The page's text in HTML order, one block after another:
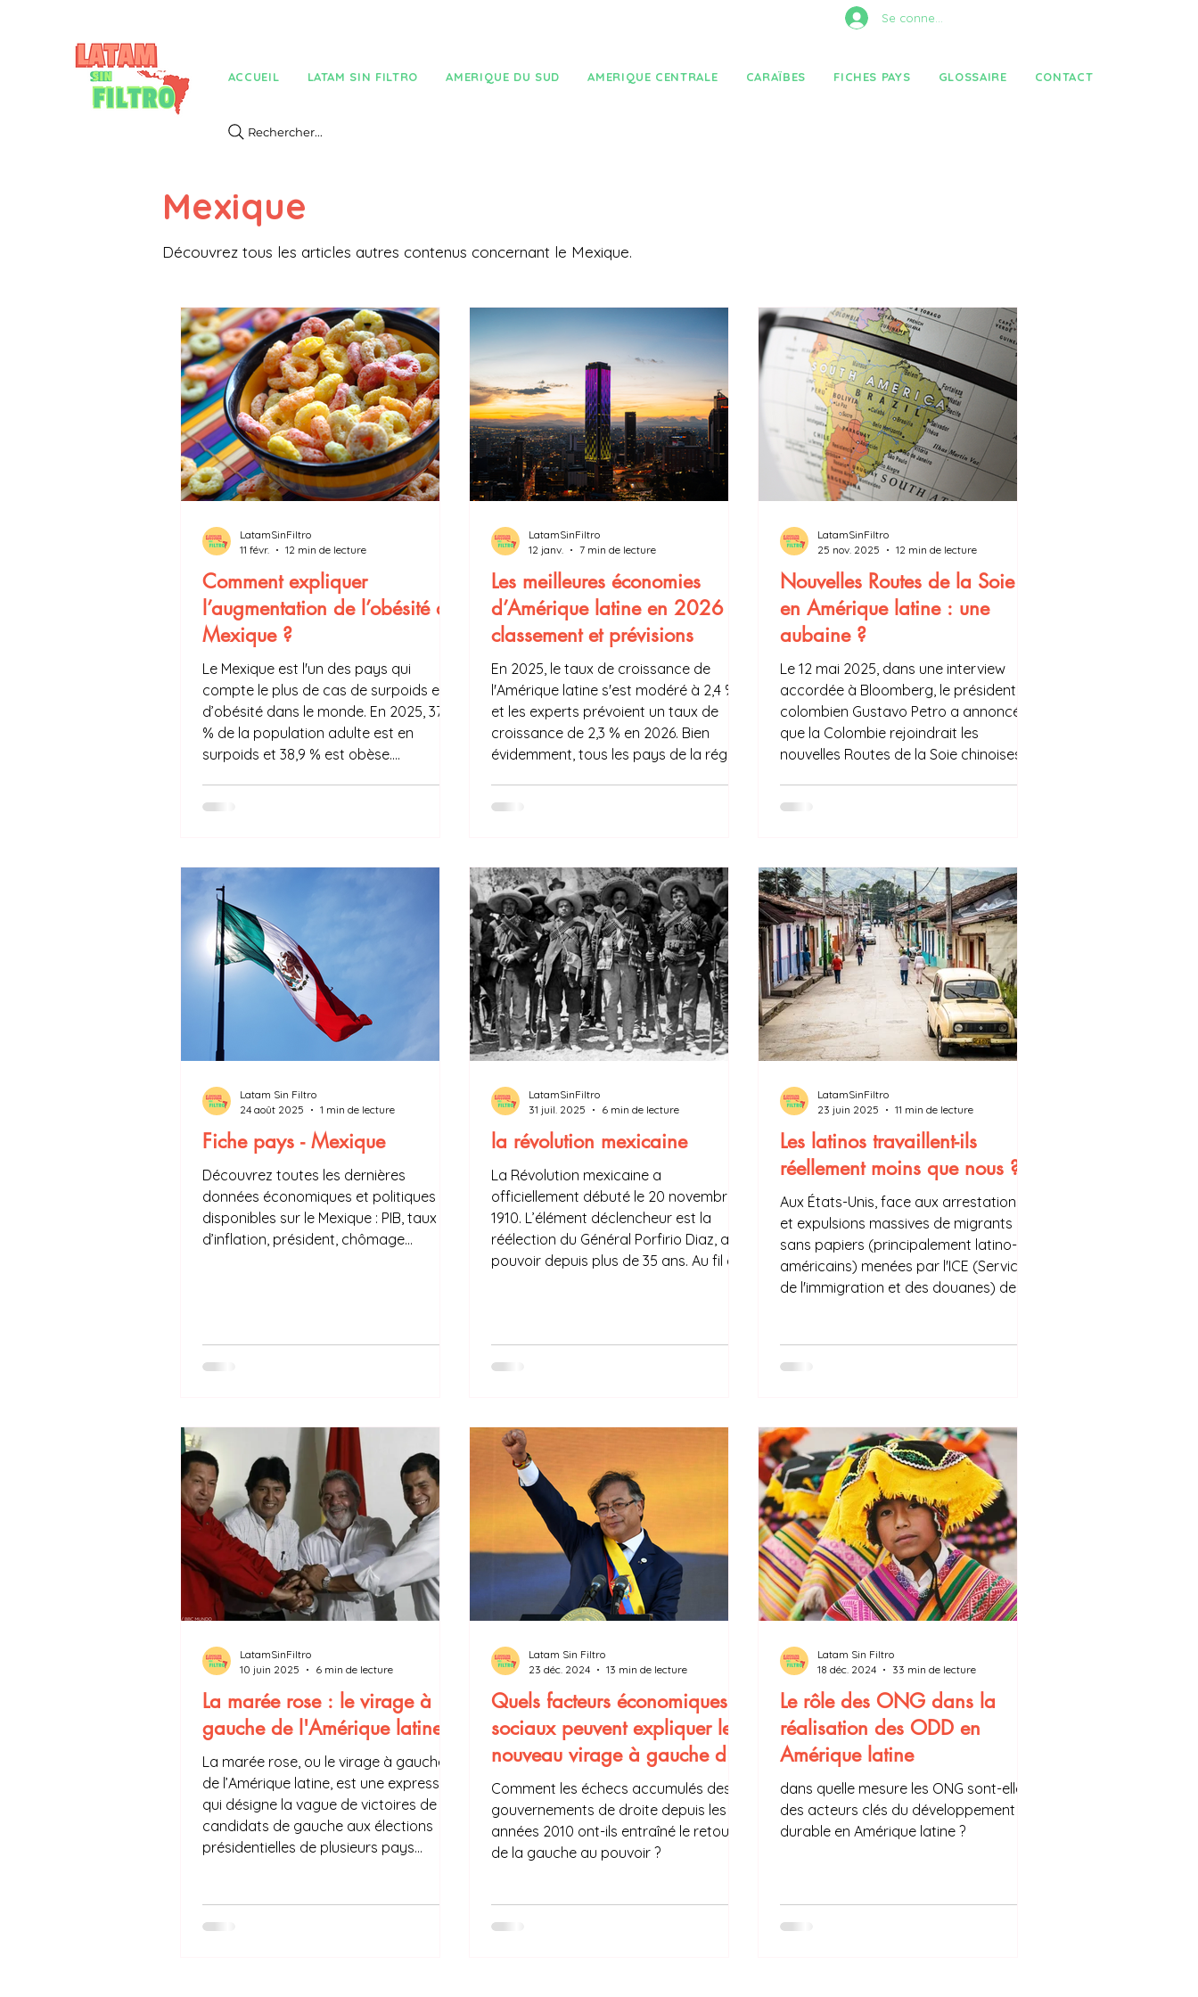
Se connecter
ACCUEIL LATAM SIN FILTRO AMERIQUE DU SUD AMERIQUE CENTRALE CARAÏBES FICHES PAYS GLOSSAIRE CONTACT
Rechercher...
Mexique
Découvrez tous les articles autres contenus concernant le Mexique.
Comment expliquer
l’augmentation de l’obésité au
Mexique ?
Le Mexique est l'un des pays qui
compte le plus de cas de surpoids et
d’obésité dans le monde. En 2025, 37,3
% de la population adulte est en
surpoids et 38,9 % est obèse.
LatamSinFiltro
11 févr.
12 min de lecture
Les meilleures économies
d’Amérique latine en 2026 :
classement et prévisions
En 2025, le taux de croissance de
l'Amérique latine s'est modéré à 2,4 %
et les experts prévoient un taux de
croissance de 2,3 % en 2026. Bien
évidemment, tous les pays de la région
LatamSinFiltro
12 janv.
7 min de lecture
Nouvelles Routes de la Soie
en Amérique latine : une
aubaine ?
Le 12 mai 2025, dans une interview
accordée à Bloomberg, le président
colombien Gustavo Petro a annoncé
que la Colombie rejoindrait les
nouvelles Routes de la Soie chinoises,
de pointe ». Les nouvelles Routes de la
Soie sont-elles réellement moteur de
développement industriel pour
l’Amérique lat
LatamSinFiltro
25 nov. 2025
12 min de lecture
Fiche pays - Mexique
Découvrez toutes les dernières
données économiques et politiques
disponibles sur le Mexique : PIB, taux
d’inflation, président, chômage…
Latam Sin Filtro
24 août 2025
1 min de lecture
la révolution mexicaine
La Révolution mexicaine a
officiellement débuté le 20 novembre
1910. L’élément déclencheur est la
réélection du Général Porfirio Diaz, au
pouvoir depuis plus de 35 ans. Au fil du
LatamSinFiltro
31 juil. 2025
6 min de lecture
Les latinos travaillent-ils
réellement moins que nous ?
Aux États-Unis, face aux arrestations
et expulsions massives de migrants
sans papiers (principalement latino-
américains) menées par l'ICE (Service
de l'immigration et des douanes) des
personnes travaillant et participant à
compare trop souvent les migrants
latino-américains à des crimi
LatamSinFiltro
23 juin 2025
11 min de lecture
La marée rose : le virage à
gauche de l'Amérique latine
La marée rose, ou le virage à gauche
de l’Amérique latine, est une expression
qui désigne la vague de victoires de
candidats de gauche aux élections
présidentielles de plusieurs pays
LatamSinFiltro
10 juin 2025
6 min de lecture
Quels facteurs économiques et
sociaux peuvent expliquer le
nouveau virage à gauche des
pays d'Amérique latine ?
Comment les échecs accumulés des
gouvernements de droite depuis les
années 2010 ont-ils entraîné le retour
de la gauche au pouvoir ?
Latam Sin Filtro
23 déc. 2024
13 min de lecture
Le rôle des ONG dans la
réalisation des ODD en
Amérique latine
dans quelle mesure les ONG sont-elles
des acteurs clés du développement
durable en Amérique latine ?
Latam Sin Filtro
18 déc. 2024
33 min de lecture